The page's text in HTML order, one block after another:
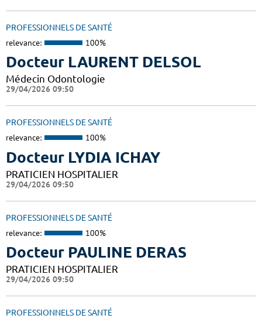
PROFESSIONNELS DE SANTÉ
relevance: 100%
Docteur LAURENT DELSOL
Médecin Odontologie
29/04/2026 09:50
PROFESSIONNELS DE SANTÉ
relevance: 100%
Docteur LYDIA ICHAY
PRATICIEN HOSPITALIER
29/04/2026 09:50
PROFESSIONNELS DE SANTÉ
relevance: 100%
Docteur PAULINE DERAS
PRATICIEN HOSPITALIER
29/04/2026 09:50
PROFESSIONNELS DE SANTÉ